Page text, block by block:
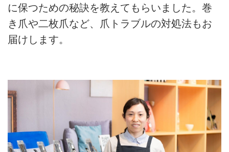
に保つための秘訣を教えてもらいました。巻
き爪や二枚爪など、爪トラブルの対処法もお
届けします。